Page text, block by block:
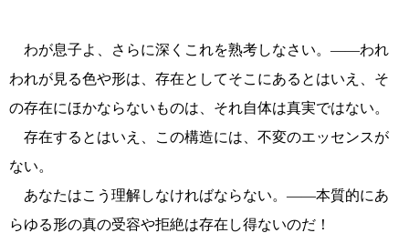
わが息子よ、さらに深くこれを熟考しなさい。――われ
われが見る色や形は、存在としてそこにあるとはいえ、そ
の存在にほかならないものは、それ自体は真実ではない。
存在するとはいえ、この構造には、不変のエッセンスが
ない。
あなたはこう理解しなければならない。――本質的にあ
らゆる形の真の受容や拒絶は存在し得ないのだ！